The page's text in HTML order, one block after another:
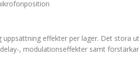
effekter per lager. Det stora
, modulationseffekter samt